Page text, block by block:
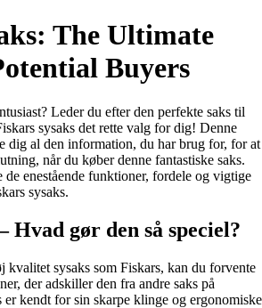
The Ultimate
Buyers
Leder du efter den perfekte saks til
sysaks det rette valg for dig! Denne
dig al den information, du har brug for, for at
når du køber denne fantastiske saks.
enestående funktioner, fordele og vigtige
sysaks.
Hvad gør den så speciel?
kvalitet sysaks som Fiskars, kan du forvente
der adskiller den fra andre saks på
er kendt for sin skarpe klinge og ergonomiske